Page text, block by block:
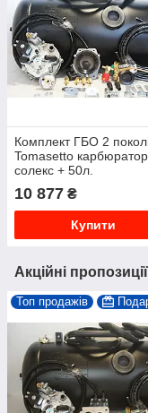
Комплект ГБО 2
Tomasetto карбюратор
солекс + 50л.
10 877 ₴
Купити
Акційні
Топ продажів